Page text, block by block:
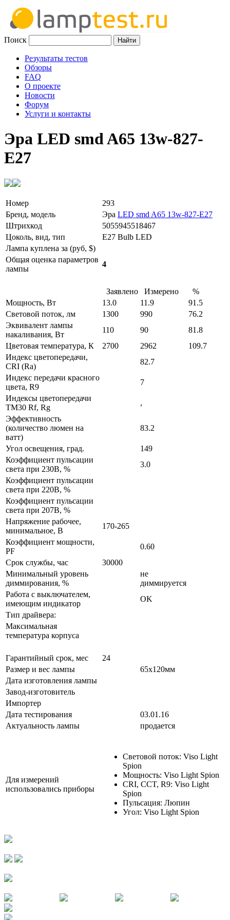
Поиск
Результаты тестов
Обзоры
FAQ
О проекте
Новости
Форум
Услуги и контакты
Эра LED smd A65 13w-827-
E27
Номер
293
Бренд, модель
Эра LED smd A65 13w-827-E27
Штрихкод
5055945518467
Цоколь, вид, тип
E27 Bulb LED
Лампа куплена за (руб, $)
Общая оценка параметров
лампы
4
Заявлено Измерено
%
Мощность, Вт
13.0 11.9
91.5
Световой поток, лм
1300 990
76.2
Эквивалент лампы
накаливания, Вт
110 90
81.8
Цветовая температура, К
2700 2962
109.7
Индекс цветопередачи,
CRI (Ra)
82.7
Индекс передачи красного
цвета, R9
7
Индексы цветопередачи
TM30 Rf, Rg
,
Эффективность
(количество люмен на
ватт)
83.2
Угол освещения, град.
149
Коэффициент пульсации
света при 230В, %
3.0
Коэффициент пульсации
света при 220В, %
Коэффициент пульсации
света при 207В, %
Напряжение рабочее,
минимальное, В
170-265
Коэффициент мощности,
PF
0.60
Срок службы, час
30000
Минимальный уровень
диммирования, %
не
диммируется
Работа с выключателем,
имеющим индикатор
OK
Тип драйвера:
Максимальная
температура корпуса
Гарантийный срок, мес
24
Размер и вес лампы
65x120мм
Дата изготовления лампы
Завод-изготовитель
Импортер
Дата тестирования
03.01.16
Актуальность лампы
продается
Для измерений
использовались приборы
Световой поток: Viso Light
Spion
Мощность: Viso Light Spion
CRI, CCT, R9: Viso Light
Spion
Пульсация: Люпин
Угол: Viso Light Spion